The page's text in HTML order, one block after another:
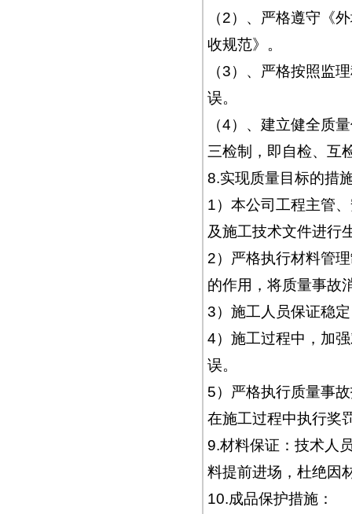
（2）、严格遵守《
收规范》。
（3）、严格按照监
误。
（4）、建立健全质
三检制，即自检、互
8.实现质量目标的措
1）本公司工程主管
及施工技术文件进行
2）严格执行材料管
的作用，将质量事故
3）施工人员保证稳
4）施工过程中，加
误。
5）严格执行质量事
在施工过程中执行奖
9.材料保证：技术人
料提前进场，杜绝因
10.成品保护措施：